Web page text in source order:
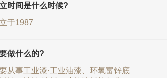
时间是什么时候?
于1987
做什么的?
从事工业漆·工业油漆、环氧富锌底